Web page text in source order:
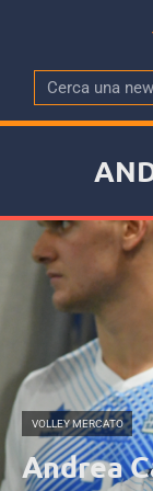
VOLLEY MERCATO
Andrea